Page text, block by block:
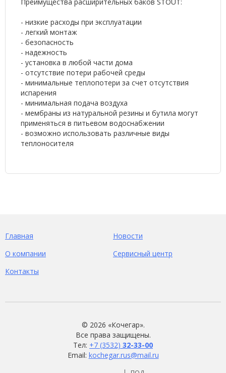
- низкие расходы при эксплуатации
- легкий монтаж
- безопасность
- надежность
- установка в любой части дома
- отсутствие потери рабочей среды
- минимальные теплопотери за счет отсутствия
испарения
- минимальная подача воздуха
- мембраны из натуральной резины и бутила могут
применяться в питьевом водоснабжении
- возможно использовать различные виды
теплоносителя
Главная
Новости
О компании
Сервисный центр
Контакты
© 2026 «Кочегар».
Все права защищены.
Тел: +7 (3532) 32-33-00
Email: kochegar.rus@mail.ru